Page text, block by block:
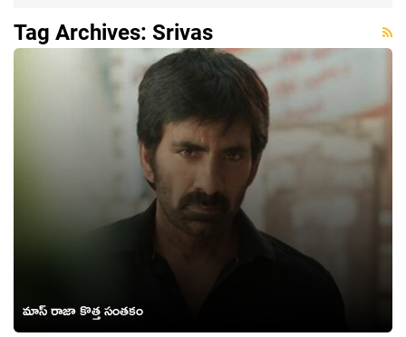
Tag Archives: Srivas
మాస్ రాజా కొత్త సంతకం